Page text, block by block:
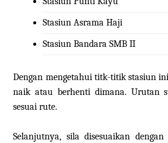
Stasiun Asrama Haji
Stasiun Bandara SMB II
Dengan mengetahui titk-titik stasiun
naik atau berhenti dimana. Urutan
sesuai rute.
Selanjutnya, sila disesuaikan